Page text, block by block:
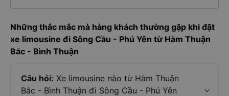
Những thắc mắc mà hàng khách thường gặp khi đặt
xe limousine đi Sông Cầu - Phú Yên từ Hàm Thuận
Bắc - Bình Thuận
Câu hỏi: Xe limousine nào từ Hàm Thuận
Bắc - Bình Thuận đi Sông Cầu - Phú Yên